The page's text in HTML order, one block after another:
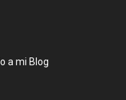
a mi Blog